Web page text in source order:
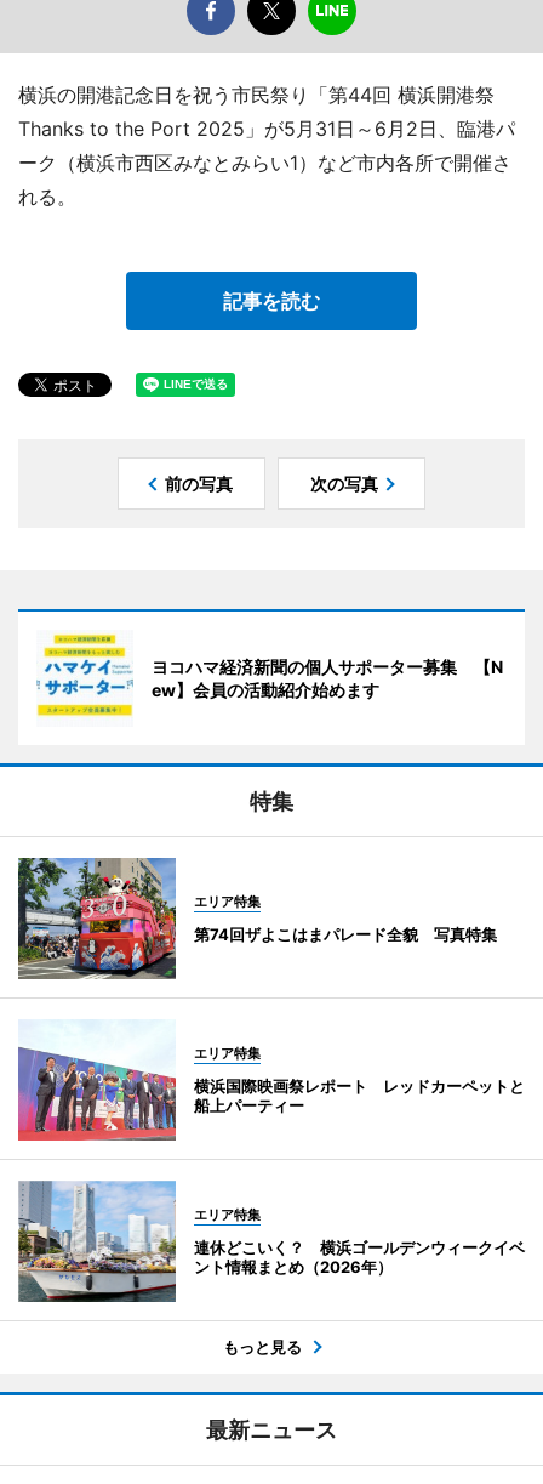
横浜の開港記念日を祝う市民祭り「第44回 横浜開港祭
Thanks to the Port 2025」が5月31日～6月2日、臨港パ
ーク（横浜市西区みなとみらい1）など市内各所で開催さ
れる。
記事を読む
前の写真 次の写真
ヨコハマ経済新聞の個人サポーター募集 【N
ew】会員の活動紹介始めます
特集
エリア特集
第74回ザよこはまパレード全貌 写真特集
エリア特集
横浜国際映画祭レポート レッドカーペットと
船上パーティー
エリア特集
連休どこいく？ 横浜ゴールデンウィークイベ
ント情報まとめ（2026年）
もっと見る
最新ニュース